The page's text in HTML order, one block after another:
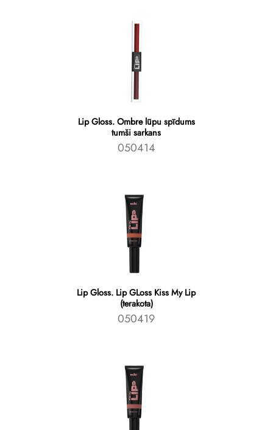
Lip Gloss. Ombre lūpu spīdums
tumši sarkans
050414
Lip Gloss. Lip GLoss Kiss My Lip
(terakota)
050419